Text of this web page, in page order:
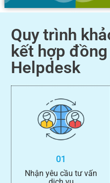
Quy trình
kết hợp
Helpdesk
01
Nhận yêu cầu tư vấn